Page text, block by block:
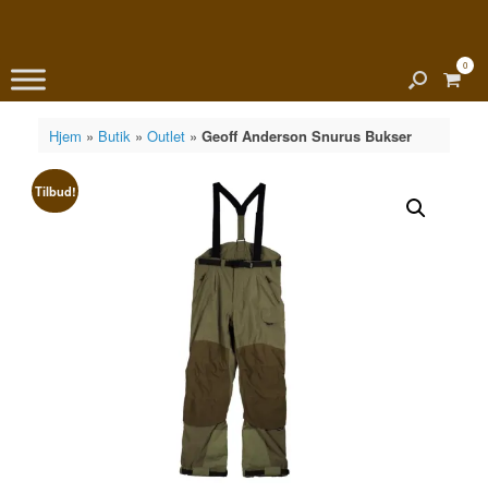
View
0
Hjem » Butik» Outlet» Geoff Anderson Snurus Bukser
Tilbud!